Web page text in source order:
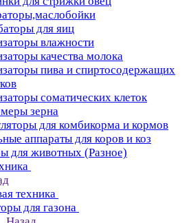
для яиц
влажности
качества молока
пива и спиртосодержащих
соматических клеток
зерна
для комбикорма и кормов
аппараты для коров и коз
для животных (Разное)
техника
для газона